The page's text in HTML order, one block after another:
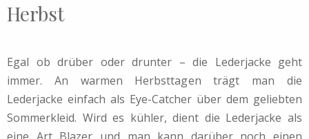
Herbst
Egal ob drüber oder drunter – die Lederjacke geht
immer. An warmen Herbsttagen trägt man die
Lederjacke einfach als Eye-Catcher über dem geliebten
Sommerkleid. Wird es kühler, dient die Lederjacke als